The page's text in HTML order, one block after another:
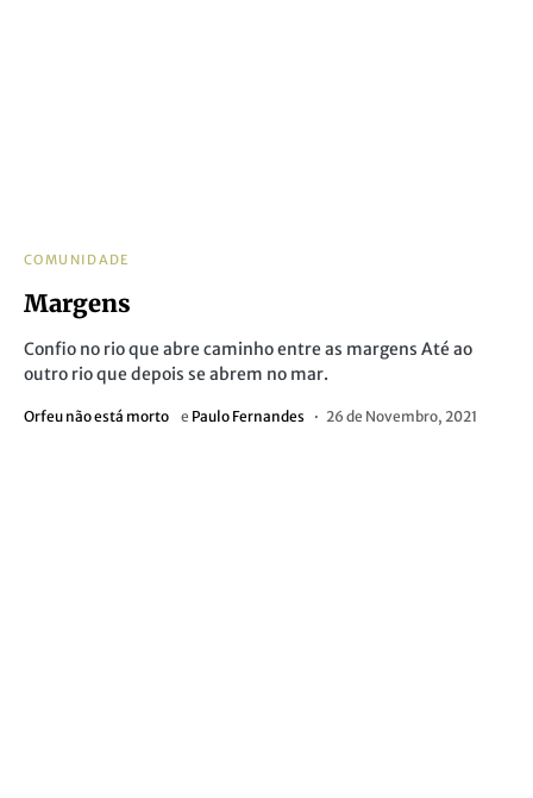
COMUNIDADE
Margens
Confio no rio que abre caminho entre as margens Até ao
outro rio que depois se abrem no mar.
Orfeu não está morto e Paulo Fernandes 26 de Novembro, 2021